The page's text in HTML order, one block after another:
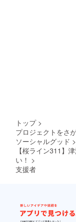
トップ >
プロジェクトをさ
ソーシャルグッド >
【桜ライン311】
い！ >
支援者